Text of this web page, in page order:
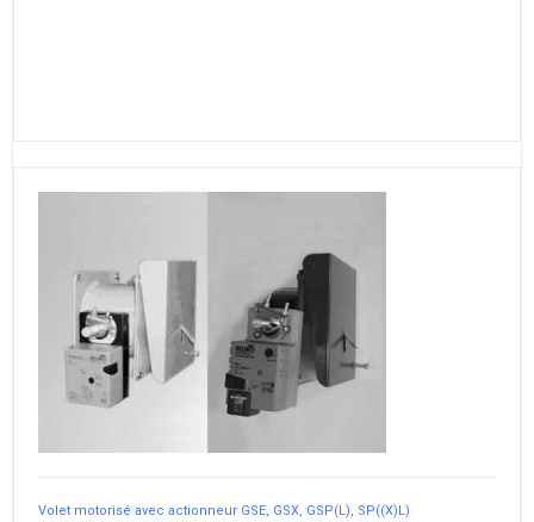
Volet motorisé avec actionneur GSE, GSX, GSP(L), SP((X)L)